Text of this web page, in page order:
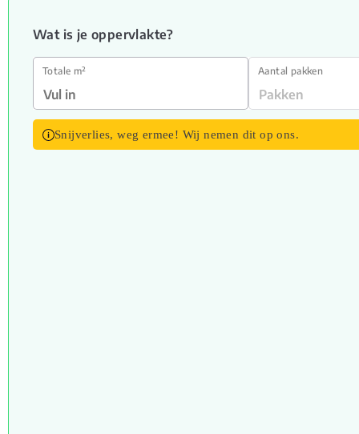
Wat is je oppervlakte?
Totale m² Aantal pakken
Snijverlies, weg ermee! Wij nemen dit op ons.